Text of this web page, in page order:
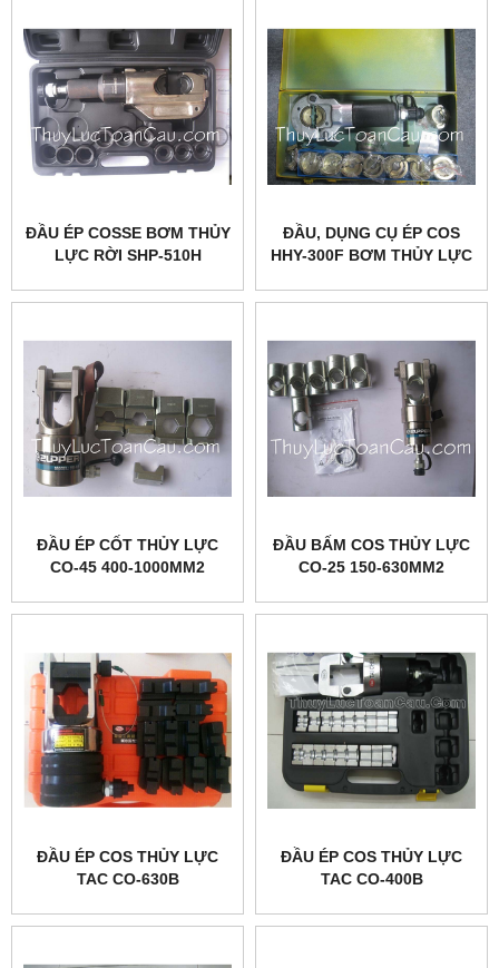
ĐẦU ÉP COSSE BƠM THỦY
LỰC RỜI SHP-510H
ĐẦU, DỤNG CỤ ÉP COS
HHY-300F BƠM THỦY LỰC
ĐẦU ÉP CỐT THỦY LỰC
CO-45 400-1000MM2
ĐẦU BẤM COS THỦY LỰC
CO-25 150-630MM2
ĐẦU ÉP COS THỦY LỰC
TAC CO-630B
ĐẦU ÉP COS THỦY LỰC
TAC CO-400B